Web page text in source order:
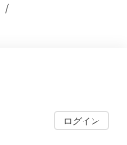
/
ログイン